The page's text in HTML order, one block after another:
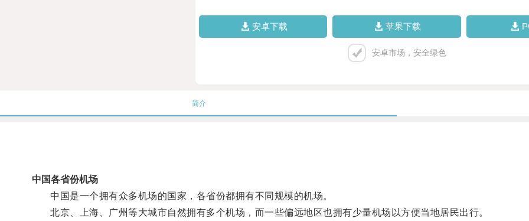
安卓下载 苹果下载
安卓市场，安全绿色
简介
中国各省份机场
中国是一个拥有众多机场的国家，各省份都拥有不同规模的机场。
北京、上海、广州等大城市自然拥有多个机场，而一些偏远地区也拥有少量机场以方便当地居民出行。